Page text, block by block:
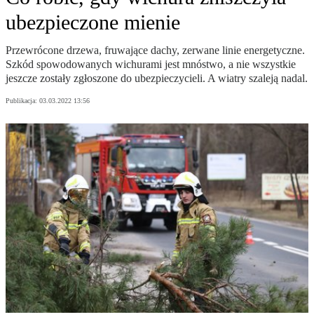
ubezpieczone mienie
Przewrócone drzewa, fruwające dachy, zerwane linie energetyczne.
Szkód spowodowanych wichurami jest mnóstwo, a nie wszystkie
jeszcze zostały zgłoszone do ubezpieczycieli. A wiatry szaleją nadal.
Publikacja: 03.03.2022 13:56